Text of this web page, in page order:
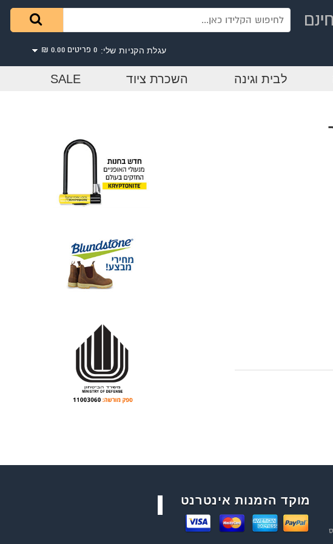
עגלת הקניות שלי: 0 פריטים 0.00 ₪
לבית וגינה השכרת ציוד SALE
מוקד הזמנות אינטרנט